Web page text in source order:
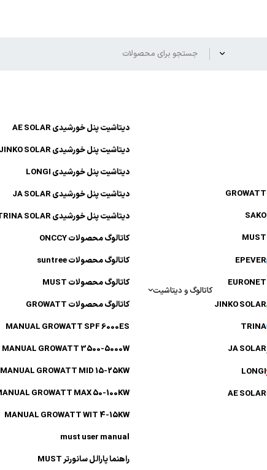
JINKO
JA
AE
کاتالوگ و دیتاشیت
دیتاشیت پنل خورشیدی AE SOLAR
دیتاشیت پنل خورشیدی JINKO SOLAR
دیتاشیت پنل خورشیدی LONGI
دیتاشیت پنل خورشیدی JA SOLAR
دیتاشیت پنل خورشیدی TRINA SOLAR
کاتالوگ محصولات ONCCY
کاتالوگ محصولات suntree
کاتالوگ محصولات MUST
کاتالوگ محصولات GROWATT
MANUAL GROWATT SPF 6000ES
MANUAL GROWATT 3500-5000W
MANUAL GROWATT MID 15-25KW
MANUAL GROWATT MAX 50-100KW
MANUAL GROWATT WIT 4-15KW
must user manual
راهنما پارالل سانورتر MUST